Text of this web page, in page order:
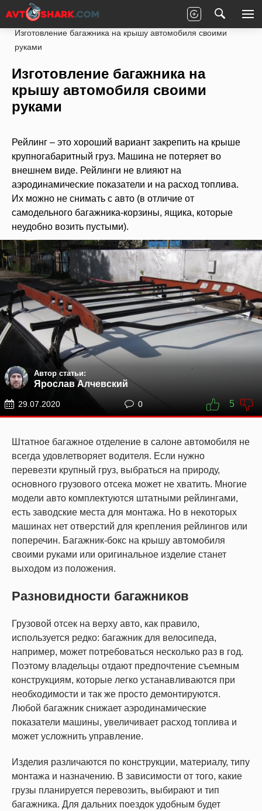
Главная Статьи
Изготовление багажника на крышу автомобиля своими
руками
Изготовление багажника на
крышу автомобиля своими
руками
Рейлинг – это хороший вариант закрепить на крыше
крупногабаритный груз. Машина не потеряет во
внешнем виде. Рейлинги не влияют на
аэродинамические показатели и на расход топлива.
Их можно не снимать с авто (в отличие от
самодельного багажника-корзины, ящика, которые
неудобно возить пустыми).
Автор статьи:
Ярослав Алчевский
29.07.2020 0 5
Штатное багажное отделение в салоне автомобиля не
всегда удовлетворяет водителя. Если нужно
перевезти крупный груз, выбраться на природу,
основного грузового отсека может не хватить. Многие
модели авто комплектуются штатными рейлингами,
есть заводские места для монтажа. Но в некоторых
машинах нет отверстий для крепления рейлингов или
поперечин. Багажник-бокс на крышу автомобиля
своими руками или оригинальное изделие станет
выходом из положения.
Разновидности багажников
Грузовой отсек на верху авто, как правило,
используется редко: багажник для велосипеда,
например, может потребоваться несколько раз в год.
Поэтому владельцы отдают предпочтение съемным
конструкциям, которые легко устанавливаются при
необходимости и так же просто демонтируются.
Любой багажник снижает аэродинамические
показатели машины, увеличивает расход топлива и
может усложнить управление.
Изделия различаются по конструкции, материалу, типу
монтажа и назначению. В зависимости от того, какие
грузы планируется перевозить, выбирают и тип
багажника. Для дальних поездок удобным будет